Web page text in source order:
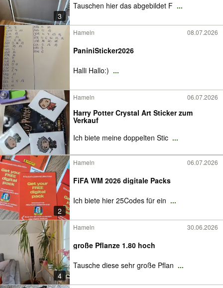
3
Tauschen hier das abgebildet F ...
Hameln 08.07.2026
PaniniSticker2026
Halli Hallo:) ...
Hameln 06.07.2026
Harry Potter Crystal Art Sticker zum
Verkauf
Ich biete meine doppelten Stic ...
2
Hameln 06.07.2026
FiFA WM 2026 digitale Packs
Ich biete hier 25Codes für ein ...
4
Hameln 30.06.2026
große Pflanze 1.80 hoch
Tausche diese sehr große Pflan ...